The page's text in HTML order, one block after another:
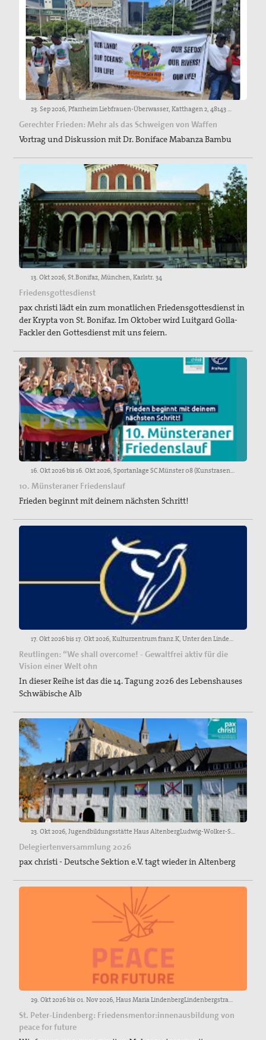
23. Sep 2026, Pfarrheim Liebfrauen-Überwasser, Katthagen 2, 48143 Münster
Gerechter Frieden: Mehr als das Schweigen von Waffen
Vortrag und Diskussion mit Dr. Boniface Mabanza Bambu
13. Okt 2026, St.Bonifaz, München, Karlstr. 34
Friedensgottesdienst
pax christi lädt ein zum monatlichen Friedensgottesdienst in
der Krypta von St. Bonifaz. Im Oktober wird Luitgard Golla-
Fackler den Gottesdienst mit uns feiern.
16. Okt 2026 bis 16. Okt 2026, Sportanlage SC Münster 08 (Kunstrasenplatz), Mauritz-Lindenweg, Münster
10. Münsteraner Friedenslauf
Frieden beginnt mit deinem nächsten Schritt!
17. Okt 2026 bis 17. Okt 2026, Kulturzentrum franz.K, Unter den Linden 23, 72762 Reutlingen
Reutlingen: “We shall overcome! - Gewaltfrei aktiv für die
Vision einer Welt ohn
In dieser Reihe ist das die 14. Tagung 2026 des Lebenshauses
Schwäbische Alb
23. Okt 2026, Jugendbildungsstätte Haus AltenbergLudwig-Wolker-Straße 1251519 Odenthal
Delegiertenversammlung 2026
pax christi - Deutsche Sektion e.V. tagt wieder in Altenberg
29. Okt 2026 bis 01. Nov 2026, Haus Maria LindenbergLindenbergstraße 2579271 St. PeterTel.: 07661 9300-0info@haus-maria-lindenberg.de
St. Peter-Lindenberg: Friedensmentor:innenausbildung von
peace for future